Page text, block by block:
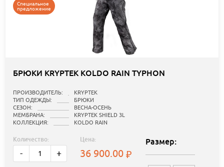
Специальное
предложение
БРЮКИ KRYPTEK KOLDO RAIN TYPHON
ПРОИЗВОДИТЕЛЬ:
KRYPTEK
ТИП ОДЕЖДЫ:
БРЮКИ
СЕЗОН:
ВЕСНА-ОСЕНЬ
МЕМБРАНА:
KRYPTEK SHIELD 3L
КОЛЛЕКЦИЯ:
KOLDO RAIN
Количество:
- +
Цена:
36 900.00
Размер: